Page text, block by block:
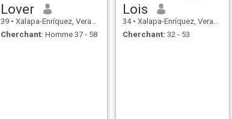
Lover
39 • Xalapa-Enríquez, Veracruz, Mexique
Cherchant: Homme 37 - 58
Lois
34 • Xalapa-Enríquez, Veracruz, Mexique
Cherchant: 32 - 53